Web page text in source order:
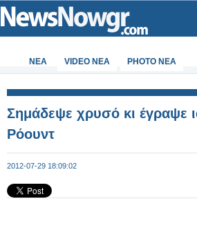
ΝΕΑ VIDEO NEA PHOTO NEA
Σημάδεψε χρυσό κι έγραψε
Ρόουντ
2012-07-29 18:09:02